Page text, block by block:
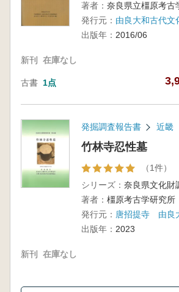
著者： 奈良県立橿原考
発行元： 由良大和古代文
出版年： 2016/06
新刊 在庫なし
古書 1点
発掘調査報告書 近畿
竹林寺忍性墓
（1件）
シリーズ： 奈良県文化財
著者： 橿原考古学研究
発行元：
出版年： 2023
新刊 在庫なし